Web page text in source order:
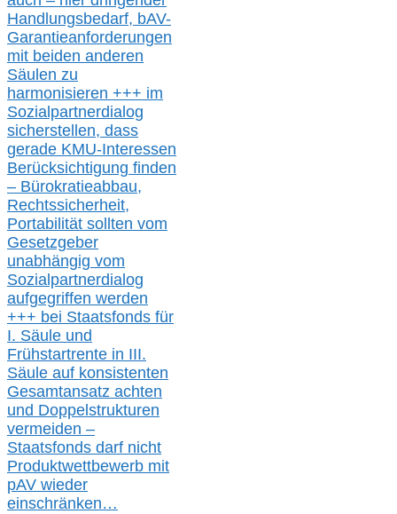
Handlungsbedarf, bAV-
Garantieanforderungen
mit beiden anderen
Säulen zu
harmonisieren +++ im
Sozialpartnerdialog
sicherstellen, dass
gerade KMU-Interessen
Berücksichtigung finden
– Bürokratieabbau,
Rechtssicherheit,
Portabilität sollten vom
Gesetzgeber
unabhängig vom
Sozialpartnerdialog
aufgegriffen werden
+++ bei Staatsfonds für
I. Säule und
Frühstartrente in III.
Säule auf konsistenten
Gesamtansatz achten
und Doppelstrukturen
vermeiden –
Staatsfonds darf nicht
Produktwettbewerb mit
pAV wieder
einschränken…